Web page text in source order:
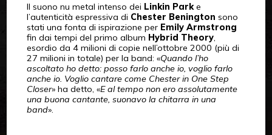
Il suono nu metal intenso dei Linkin Parke
l’autenticità espressiva di Chester Benington sono
stati una fonta di ispirazione per Emily Armstrong
fin dai tempi del primo album Hybrid Theory,
esordio da 4 milioni di copie nell’ottobre 2000 (più di
27 milioni in totale) per la band: «Quando l’ho
ascoltato ho detto: posso farlo anche io, voglio farlo
anche io. Voglio cantare come Chester in One Step
Closer» ha detto, «E al tempo non ero assolutamente
una buona cantante, suonavo la chitarra in una
band».